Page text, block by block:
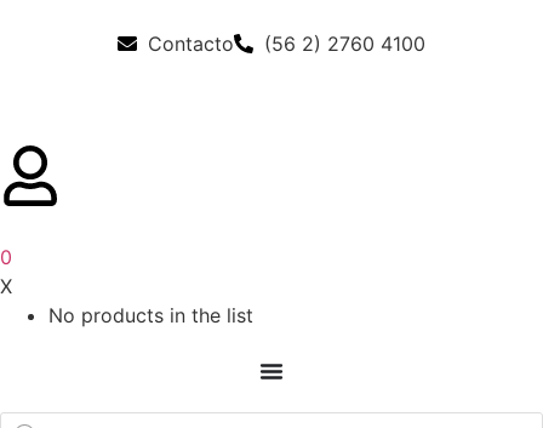
Contacto (56 2) 2760 4100
0
X
No products in the list